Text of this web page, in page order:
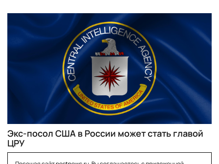
Экс-посол США в России может стать главой
ЦРУ